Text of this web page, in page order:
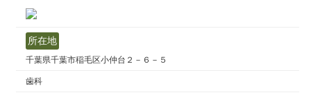
所在地
千葉県千葉市稲毛区小仲台２－６－５
歯科